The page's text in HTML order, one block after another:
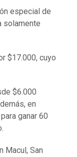
especial de
solamente
$17.000, cuyo
$6.000
en
ganar 60
Macul, San